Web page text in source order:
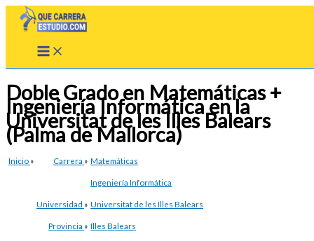
Doble Grado en Matemáticas +
Ingeniería Informática en la
Universitat de les Illes Balears
(Palma de Mallorca)
Inicio » Carrera » Matemáticas
Ingeniería Informática
Universidad » Universitat de les Illes Balears
Provincia » Illes Balears